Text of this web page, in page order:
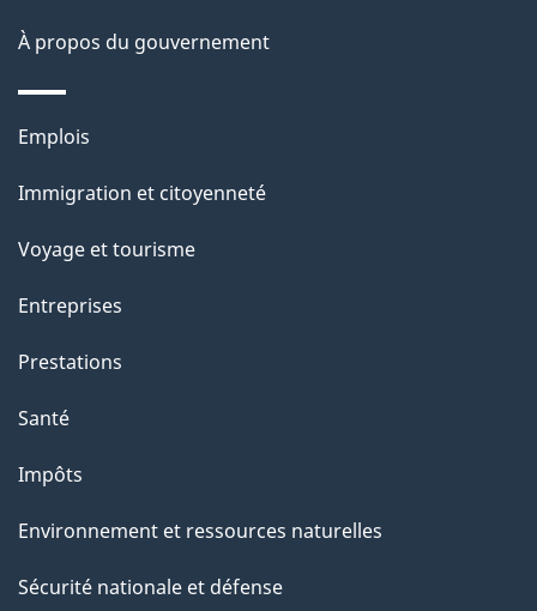
n
s
u
r
c
t
t
a
e
À propos du gouvernement
Thèmes
sujets
Emplois
Immigration et citoyenneté
Voyage et tourisme
Entreprises
Prestations
Santé
Impôts
Environnement et ressources naturelles
Sécurité nationale et défense